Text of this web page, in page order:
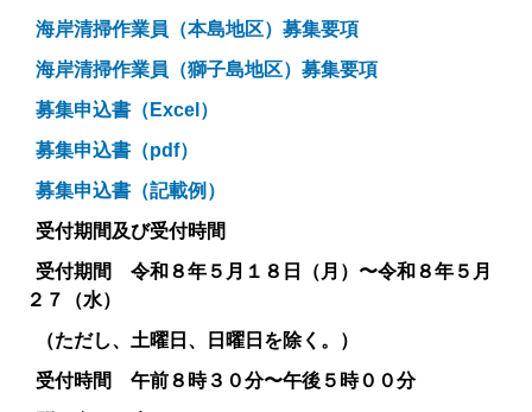
海岸清掃作業員（本島地区）募集要項
海岸清掃作業員（獅子島地区）募集要項
募集申込書（Excel）
募集申込書（pdf）
募集申込書（記載例）
受付期間及び受付時間
受付期間 令和８年５月１８日（月）〜令和８年５月
２７（水）
（ただし、土曜日、日曜日を除く。）
受付時間 午前８時３０分〜午後５時００分